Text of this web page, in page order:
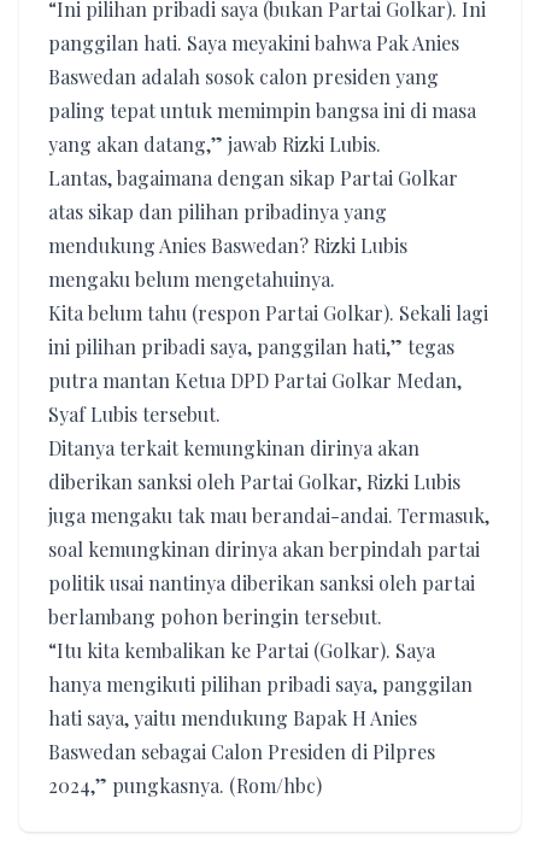
“Ini pilihan pribadi saya (bukan Partai Golkar). Ini
panggilan hati. Saya meyakini bahwa Pak Anies
Baswedan adalah sosok calon presiden yang
paling tepat untuk memimpin bangsa ini di masa
yang akan datang,” jawab Rizki Lubis.
Lantas, bagaimana dengan sikap Partai Golkar
atas sikap dan pilihan pribadinya yang
mendukung Anies Baswedan? Rizki Lubis
mengaku belum mengetahuinya.
Kita belum tahu (respon Partai Golkar). Sekali lagi
ini pilihan pribadi saya, panggilan hati,” tegas
putra mantan Ketua DPD Partai Golkar Medan,
Syaf Lubis tersebut.
Ditanya terkait kemungkinan dirinya akan
diberikan sanksi oleh Partai Golkar, Rizki Lubis
juga mengaku tak mau berandai-andai. Termasuk,
soal kemungkinan dirinya akan berpindah partai
politik usai nantinya diberikan sanksi oleh partai
berlambang pohon beringin tersebut.
“Itu kita kembalikan ke Partai (Golkar). Saya
hanya mengikuti pilihan pribadi saya, panggilan
hati saya, yaitu mendukung Bapak H Anies
Baswedan sebagai Calon Presiden di Pilpres
2024,” pungkasnya. (Rom/hbc)